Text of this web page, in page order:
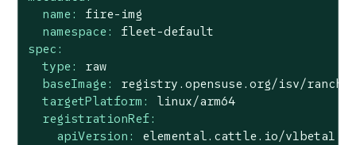
name:
fire-img
namespace:
fleet-default
spec:
type:
raw
baseImage:
registry.opensuse.org/isv/
targetPlatform:
linux/arm64
registrationRef:
apiVersion:
elemental.cattle.io/v1beta1